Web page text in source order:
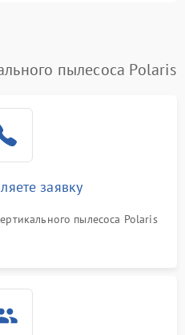
пылесоса Polaris
заявку
пылесоса Polaris